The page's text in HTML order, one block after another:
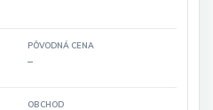
PÔVODNÁ CENA
–
OBCHOD